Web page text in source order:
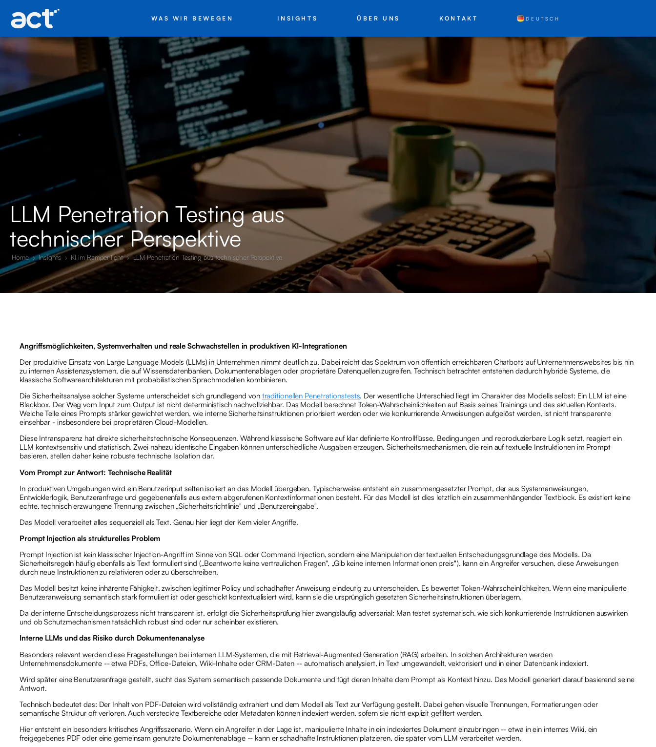
WAS WIR BEWEGEN INSIGHTS ÜBER UNS KONTAKT DEUTSCH
LLM Penetration Testing aus
technischer Perspektive
Home › Insights › KI im Rampenlicht › LLM Penetration Testing aus technischer Perspektive
Angriffsmöglichkeiten, Systemverhalten und reale Schwachstellen in produktiven KI-Integrationen
Der produktive Einsatz von Large Language Models (LLMs) in Unternehmen nimmt deutlich zu. Dabei reicht das Spektrum von öffentlich erreichbaren Chatbots auf Unternehmenswebsites bis hin
zu internen Assistenzsystemen, die auf Wissensdatenbanken, Dokumentenablagen oder proprietäre Datenquellen zugreifen. Technisch betrachtet entstehen dadurch hybride Systeme, die
klassische Softwarearchitekturen mit probabilistischen Sprachmodellen kombinieren.
Die Sicherheitsanalyse solcher Systeme unterscheidet sich grundlegend von traditionellen Penetrationstests. Der wesentliche Unterschied liegt im Charakter des Modells selbst: Ein LLM ist eine
Blackbox. Der Weg vom Input zum Output ist nicht deterministisch nachvollziehbar. Das Modell berechnet Token-Wahrscheinlichkeiten auf Basis seines Trainings und des aktuellen Kontexts.
Welche Teile eines Prompts stärker gewichtet werden, wie interne Sicherheitsinstruktionen priorisiert werden oder wie konkurrierende Anweisungen aufgelöst werden, ist nicht transparente
einsehbar - insbesondere bei proprietären Cloud-Modellen.
Diese Intransparenz hat direkte sicherheitstechnische Konsequenzen. Während klassische Software auf klar definierte Kontrollflüsse, Bedingungen und reproduzierbare Logik setzt, reagiert ein
LLM kontextsensitiv und statistisch. Zwei nahezu identische Eingaben können unterschiedliche Ausgaben erzeugen. Sicherheitsmechanismen, die rein auf textuelle Instruktionen im Prompt
basieren, stellen daher keine robuste technische Isolation dar.
Vom Prompt zur Antwort: Technische Realität
In produktiven Umgebungen wird ein Benutzerinput selten isoliert an das Modell übergeben. Typischerweise entsteht ein zusammengesetzter Prompt, der aus Systemanweisungen,
Entwicklerlogik, Benutzeranfrage und gegebenenfalls aus extern abgerufenen Kontextinformationen besteht. Für das Modell ist dies letztlich ein zusammenhängender Textblock. Es existiert keine
echte, technisch erzwungene Trennung zwischen „Sicherheitsrichtlinie" und „Benutzereingabe".
Das Modell verarbeitet alles sequenziell als Text. Genau hier liegt der Kern vieler Angriffe.
Prompt Injection als strukturelles Problem
Prompt Injection ist kein klassischer Injection-Angriff im Sinne von SQL oder Command Injection, sondern eine Manipulation der textuellen Entscheidungsgrundlage des Modells. Da
Sicherheitsregeln häufig ebenfalls als Text formuliert sind („Beantworte keine vertraulichen Fragen", „Gib keine internen Informationen preis"), kann ein Angreifer versuchen, diese Anweisungen
durch neue Instruktionen zu relativieren oder zu überschreiben.
Das Modell besitzt keine inhärente Fähigkeit, zwischen legitimer Policy und schadhafter Anweisung eindeutig zu unterscheiden. Es bewertet Token-Wahrscheinlichkeiten. Wenn eine manipulierte
Benutzeranweisung semantisch stark formuliert ist oder geschickt kontextualisiert wird, kann sie die ursprünglich gesetzten Sicherheitsinstruktionen überlagern.
Da der interne Entscheidungsprozess nicht transparent ist, erfolgt die Sicherheitsprüfung hier zwangsläufig adversarial: Man testet systematisch, wie sich konkurrierende Instruktionen auswirken
und ob Schutzmechanismen tatsächlich robust sind oder nur scheinbar existieren.
Interne LLMs und das Risiko durch Dokumentenanalyse
Besonders relevant werden diese Fragestellungen bei internen LLM-Systemen, die mit Retrieval-Augmented Generation (RAG) arbeiten. In solchen Architekturen werden
Unternehmensdokumente -- etwa PDFs, Office-Dateien, Wiki-Inhalte oder CRM-Daten -- automatisch analysiert, in Text umgewandelt, vektorisiert und in einer Datenbank indexiert.
Wird später eine Benutzeranfrage gestellt, sucht das System semantisch passende Dokumente und fügt deren Inhalte dem Prompt als Kontext hinzu. Das Modell generiert darauf basierend seine
Antwort.
Technisch bedeutet das: Der Inhalt von PDF-Dateien wird vollständig extrahiert und dem Modell als Text zur Verfügung gestellt. Dabei gehen visuelle Trennungen, Formatierungen oder
semantische Struktur oft verloren. Auch versteckte Textbereiche oder Metadaten können indexiert werden, sofern sie nicht explizit gefiltert werden.
Hier entsteht ein besonders kritisches Angriffsszenario. Wenn ein Angreifer in der Lage ist, manipulierte Inhalte in ein indexiertes Dokument einzubringen -- etwa in ein internes Wiki, ein
freigegebenes PDF oder eine gemeinsam genutzte Dokumentenablage -- kann er schadhafte Instruktionen platzieren, die später vom LLM verarbeitet werden.